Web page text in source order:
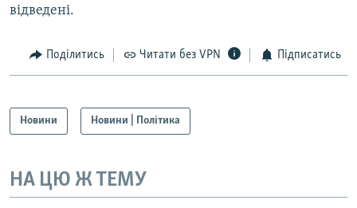
відведені.
Поділитись Читати без VPN Підписатись
Новини Новини | Політика
НА ЦЮ Ж ТЕМУ